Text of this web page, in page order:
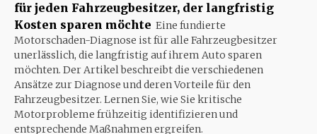
für jeden Fahrzeugbesitzer, der langfristig
Kosten sparen möchte Eine fundierte
Motorschaden-Diagnose ist für alle Fahrzeugbesitzer
unerlässlich, die langfristig auf ihrem Auto sparen
möchten. Der Artikel beschreibt die verschiedenen
Ansätze zur Diagnose und deren Vorteile für den
Fahrzeugbesitzer. Lernen Sie, wie Sie kritische
Motorprobleme frühzeitig identifizieren und
entsprechende Maßnahmen ergreifen.